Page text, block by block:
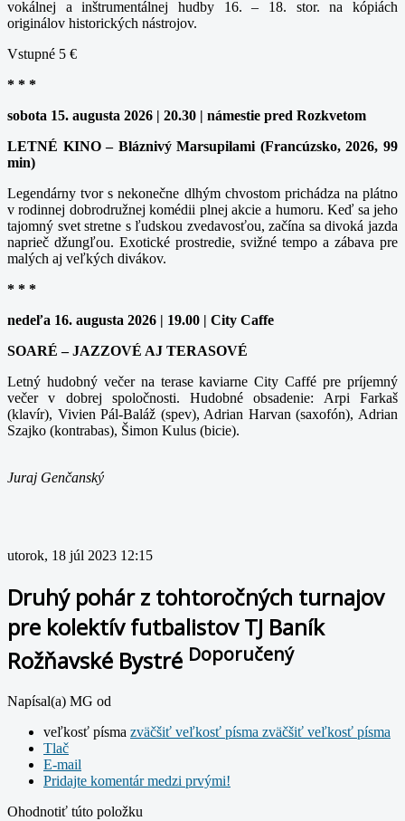
vokálnej a inštrumentálnej hudby 16. – 18. stor. na kópiách
originálov historických nástrojov.
Vstupné 5 €
* * *
sobota 15. augusta 2026 | 20.30 | námestie pred Rozkvetom
LETNÉ KINO – Bláznivý Marsupilami (Francúzsko, 2026, 99
min)
Legendárny tvor s nekonečne dlhým chvostom prichádza na plátno
v rodinnej dobrodružnej komédii plnej akcie a humoru. Keď sa jeho
tajomný svet stretne s ľudskou zvedavosťou, začína sa divoká jazda
naprieč džungľou. Exotické prostredie, svižné tempo a zábava pre
malých aj veľkých divákov.
* * *
nedeľa 16. augusta 2026 | 19.00 | City Caffe
SOARÉ – JAZZOVÉ AJ TERASOVÉ
Letný hudobný večer na terase kaviarne City Caffé pre príjemný
večer v dobrej spoločnosti. Hudobné obsadenie: Arpi Farkaš
(klavír), Vivien Pál-Baláž (spev), Adrian Harvan (saxofón), Adrian
Szajko (kontrabas), Šimon Kulus (bicie).
Juraj Genčanský
utorok, 18 júl 2023 12:15
Druhý pohár z tohtoročných turnajov
pre kolektív futbalistov TJ Baník
Rožňavské Bystré Doporučený
Napísal(a) MG od
veľkosť písma zväčšiť veľkosť písma zväčšiť veľkosť písma
Tlač
E-mail
Pridajte komentár medzi prvými!
Ohodnotiť túto položku